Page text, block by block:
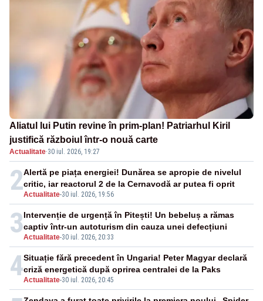
Aliatul lui Putin revine în prim-plan! Patriarhul Kiril
justifică războiul într-o nouă carte
Actualitate·30 iul. 2026, 19:27
2Actualitate-30 iul. 2026, 19:56
Alertă pe piața energiei! Dunărea se apropie de nivelul
critic, iar reactorul 2 de la Cernavodă ar putea fi oprit
3Actualitate-30 iul. 2026, 20:33
Intervenție de urgență în Pitești! Un bebeluș a rămas
captiv într-un autoturism din cauza unei defecțiuni
4Actualitate-30 iul. 2026, 20:45
Situație fără precedent în Ungaria! Peter Magyar declară
criză energetică după oprirea centralei de la Paks